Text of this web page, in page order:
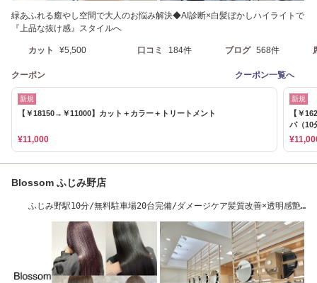
緑あふれる癒やし空間で大人のお悩み解決◆AI診断×白髪ぼかしハイライトで
『上品な抜け感』スタイルへ
カット ¥5,500 口コミ 184件 ブログ 568件
クーポン クーポン一覧へ
新規
【￥18150→￥11000】カット＋カラー＋トリートメント
¥11,000
新規
【￥
パ（10
Blossom ふじみ野店
ふじみ野駅10分/無料駐車場20台完備/ダメージケア髪質改善×透明感艶